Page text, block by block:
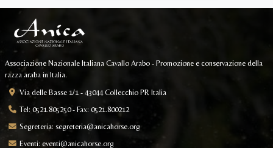
Associazione Nazionale Italiana Cavallo Arabo - Promozione e conservazione della
razza araba in Italia.
Via delle Basse 1/1 - 43044 Collecchio PR Italia
Tel: 0521.805250 - Fax: 0521.800212
Segreteria: segreteria@anicahorse.org
Eventi: eventi@anicahorse.org